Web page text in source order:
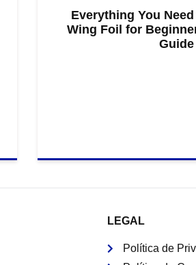
Everything You
Wing Foil for
Guide
LEGAL
Política de